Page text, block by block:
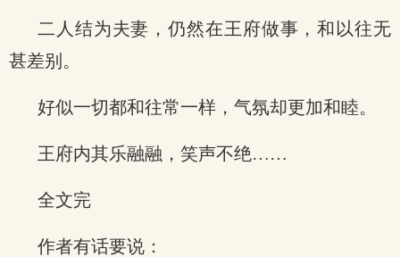
二人结为夫妻，仍然在王府做事，和以往无
甚差别。
好似一切都和往常一样，气氛却更加和睦。
王府内其乐融融，笑声不绝……
全文完
作者有话要说：